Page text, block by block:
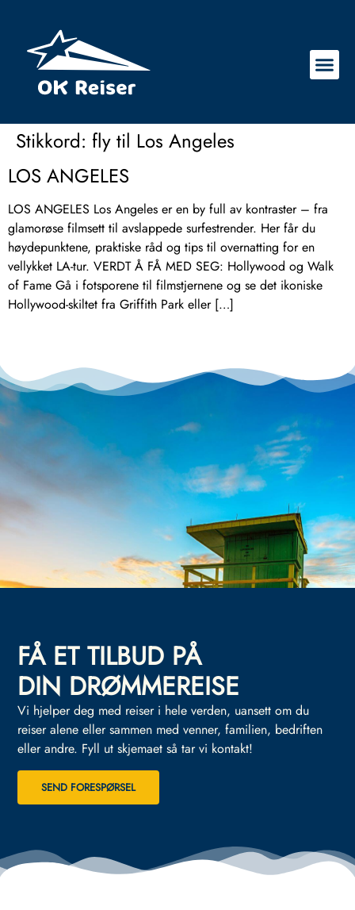
Stikkord: fly til Los Angeles
LOS ANGELES
LOS ANGELES Los Angeles er en by full av kontraster – fra
glamorøse filmsett til avslappede surfestrender. Her får du
høydepunktene, praktiske råd og tips til overnatting for en
vellykket LA-tur. VERDT Å FÅ MED SEG: Hollywood og Walk
of Fame Gå i fotsporene til filmstjernene og se det ikoniske
Hollywood-skiltet fra Griffith Park eller […]
FÅ ET TILBUD PÅ
DIN DRØMMEREISE
Vi hjelper deg med reiser i hele verden, uansett om du
reiser alene eller sammen med venner, familien, bedriften
eller andre. Fyll ut skjemaet så tar vi kontakt!
SEND FORESPØRSEL